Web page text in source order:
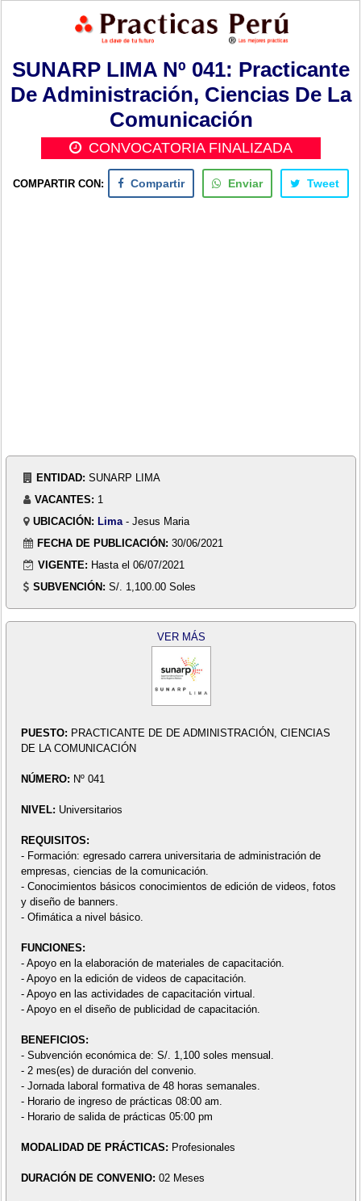
SUNARP LIMA Nº 041: Practicante
De Administración, Ciencias De La
Comunicación
CONVOCATORIA FINALIZADA
COMPARTIR CON: Compartir Enviar Tweet
ENTIDAD: SUNARP LIMA
VACANTES: 1
UBICACIÓN: Lima - Jesus Maria
FECHA DE PUBLICACIÓN: 30/06/2021
VIGENTE: Hasta el 06/07/2021
SUBVENCIÓN: S/. 1,100.00 Soles
VER MÁS
PUESTO: PRACTICANTE DE DE ADMINISTRACIÓN, CIENCIAS
DE LA COMUNICACIÓN
NÚMERO: Nº 041
NIVEL: Universitarios
REQUISITOS:
- Formación: egresado carrera universitaria de administración de
empresas, ciencias de la comunicación.
- Conocimientos básicos conocimientos de edición de videos, fotos
y diseño de banners.
- Ofimática a nivel básico.
FUNCIONES:
- Apoyo en la elaboración de materiales de capacitación.
- Apoyo en la edición de videos de capacitación.
- Apoyo en las actividades de capacitación virtual.
- Apoyo en el diseño de publicidad de capacitación.
BENEFICIOS:
- Subvención económica de: S/. 1,100 soles mensual.
- 2 mes(es) de duración del convenio.
- Jornada laboral formativa de 48 horas semanales.
- Horario de ingreso de prácticas 08:00 am.
- Horario de salida de prácticas 05:00 pm
MODALIDAD DE PRÁCTICAS: Profesionales
DURACIÓN DE CONVENIO: 02 Meses